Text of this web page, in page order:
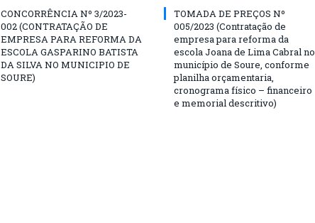
CONCORRÊNCIA Nº 3/2023-
002 (CONTRATAÇÃO DE
EMPRESA PARA REFORMA DA
ESCOLA GASPARINO BATISTA
DA SILVA NO MUNICIPIO DE
SOURE)
TOMADA DE PREÇOS Nº
005/2023 (Contratação de
empresa para reforma da
escola Joana de Lima Cabral no
município de Soure, conforme
planilha orçamentaria,
cronograma físico – financeiro
e memorial descritivo)